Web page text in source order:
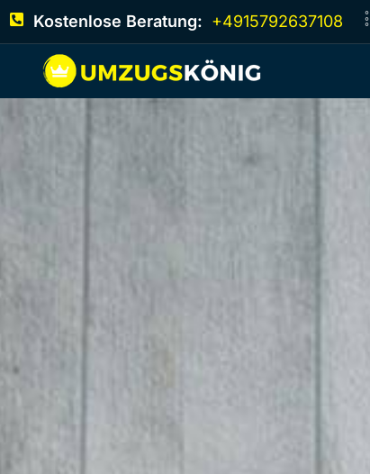
Kostenlose Beratung: +4915792637108